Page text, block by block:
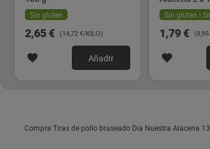
Sin gluten
2,65 € (14,72 €/KILO)
Añadir
Sin gluten |
1,79 €
Compra Tiras de pollo braseado Dia Nuestra Alacena